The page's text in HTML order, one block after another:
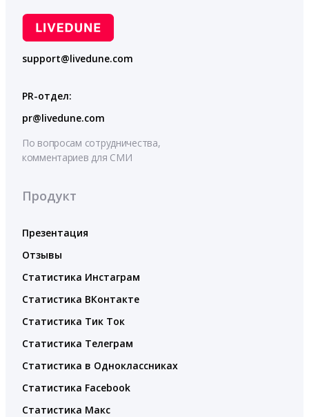
support@livedune.com
PR-отдел:
pr@livedune.com
По вопросам сотрудничества,
комментариев для СМИ
Продукт
Презентация
Отзывы
Статистика Инстаграм
Статистика ВКонтакте
Статистика Тик Ток
Статистика Телеграм
Статистика в Одноклассниках
Статистика Facebook
Статистика Макс